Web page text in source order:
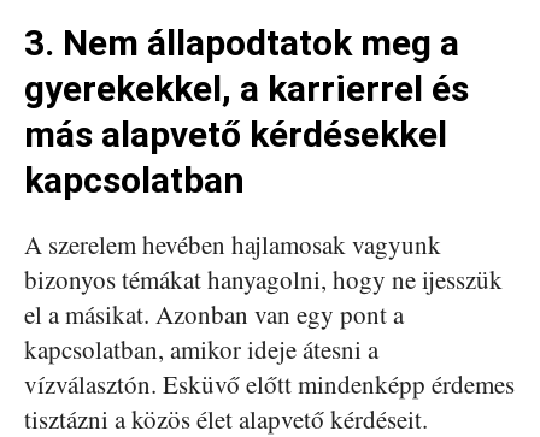
3. Nem állapodtatok meg a
gyerekekkel, a karrierrel és
más alapvető kérdésekkel
kapcsolatban
A szerelem hevében hajlamosak vagyunk
bizonyos témákat hanyagolni, hogy ne ijesszük
el a másikat. Azonban van egy pont a
kapcsolatban, amikor ideje átesni a
vízválasztón. Esküvő előtt mindenképp érdemes
tisztázni a közös élet alapvető kérdéseit.